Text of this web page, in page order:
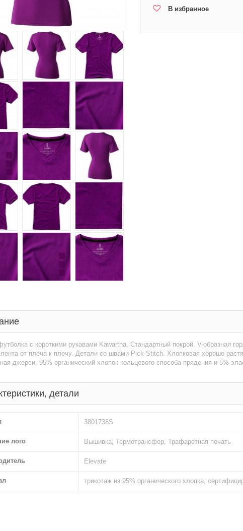
В избранное
с короткими рукавами Kawartha. Стандартный покрой. V-образная
от плеча к плечу. Детали со швами Pick-Stitch. Хлопковая хорошо
джерси, 95% органический хлопок кольцевого способа прядения и 5%
детали
3801738S
лого Вышивка, Термотрансфер, Трафаретная печать
Elevate
трикотаж из 95% органического хлопка,